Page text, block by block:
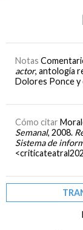
Notas
actor, antología
Dolores Ponce y
Cómo citar
Semanal, 2008.
Sistema de